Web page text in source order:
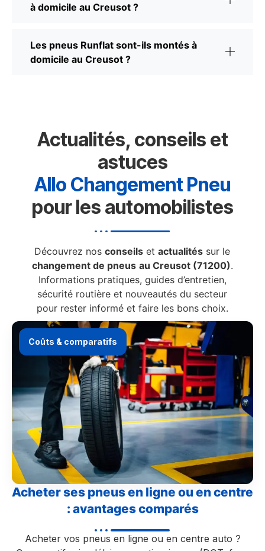
à domicile au Creusot ?
Les pneus Runflat sont-ils montés à
domicile au Creusot ?
Actualités, conseils et
astuces
Allo Changement Pneu
pour les automobilistes
Découvrez nosconseils etactualités sur le
changement de pneus au Creusot (71200).
Informations pratiques, guides d’entretien,
sécurité routière et nouveautés du secteur
pour rester informé et faire les bons choix.
Coûts & comparatifs
Acheter ses pneus en ligne ou en centre
: avantages comparés
Acheter vos pneus en ligne ou en centre auto ?